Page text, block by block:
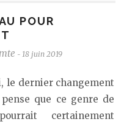
POUR
- 18 juin 2019
le dernier changement
que ce genre de
certainement